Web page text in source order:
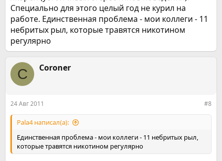
Специально для этого целый год не курил на
работе. Единственная проблема - мои коллеги - 11
небритых рыл, которые травятся никотином
регулярно
C Coroner
24 Авг 2011 #8
Pala4 написал(а):
Единственная проблема - мои коллеги - 11 небритых рыл,
которые травятся никотином регулярно